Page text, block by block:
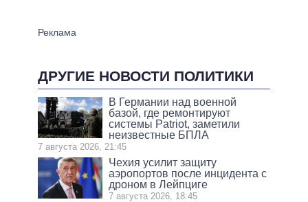
ДРУГИЕ НОВОСТИ ПОЛИТИКИ
В Германии над военной
базой, где ремонтируют
системы Patriot, заметили
неизвестные БПЛА
7 августа 2026, 21:45
Чехия усилит защиту
аэропортов после инцидента с
дроном в Лейпциге
7 августа 2026, 18:45